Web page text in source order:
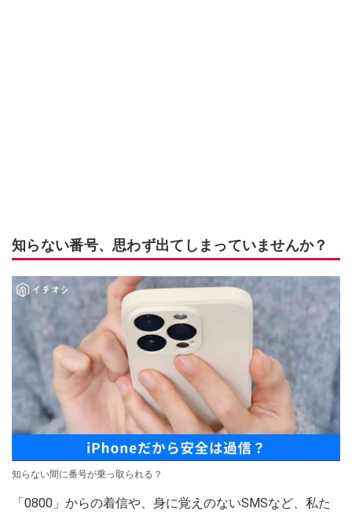
知らない番号、思わず出てしまっていませんか？
知らない間に番号が乗っ取られる？
「0800」からの着信や、身に覚えのないSMSなど、私た